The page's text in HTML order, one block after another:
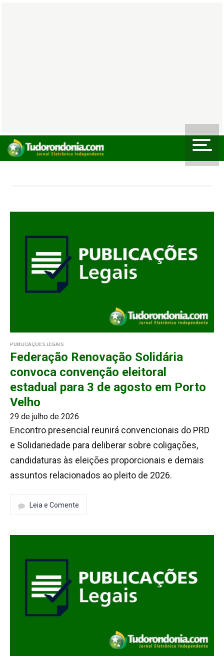
PUBLICAÇÕES LEGAIS
Federação Renovação Solidária
convoca convenção eleitoral
estadual para 3 de agosto em Porto
Velho
29 de julho de 2026
Encontro presencial reunirá convencionais do PRD
e Solidariedade para deliberar sobre coligações,
candidaturas às eleições proporcionais e demais
assuntos relacionados ao pleito de 2026.
Leia e Comente